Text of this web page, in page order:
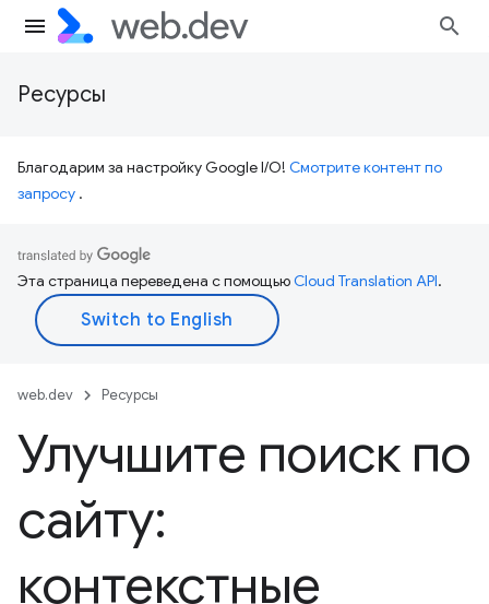
Ресурсы
Благодарим за настройку Google I/O! Смотрите контент по
запросу .
Эта страница переведена с помощьюCloud Translation API.
web.dev Ресурсы
Улучшите поиск по
сайту:
контекстные